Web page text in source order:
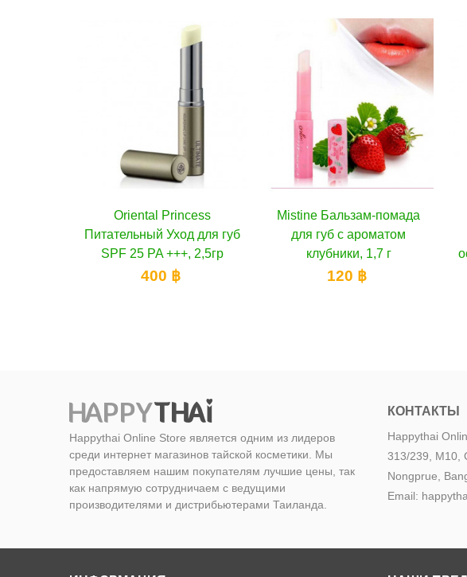
В корзину
Mistine Бальзам-помада
для губ с ароматом
клубники, 1,7 г
120 ฿
В корзину
Oriental Princess
Увлажняющая и
осветляющая помада для
губ, 2,5 г
Happythai Online Store является одним из лидеров
среди интернет магазинов тайской косметики. Мы
предоставляем нашим покупателям лучшие цены, так
как напрямую сотрудничаем с ведущими
производителями и дистрибьютерами Таиланда.
КОНТАКТЫ
Happythai
313/239, M10,
Nongprue,
Email: